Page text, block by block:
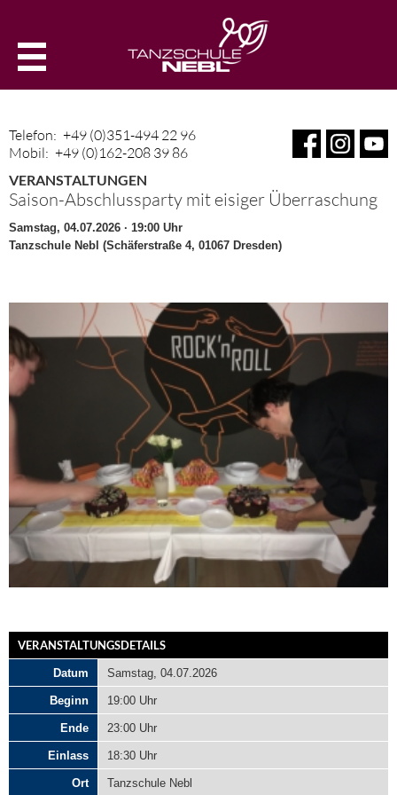
Telefon: +49 (0)351-494 22 96
Mobil: +49 (0)162-208 39 86
VERANSTALTUNGEN
Saison-Abschlussparty mit eisiger Überraschung
Samstag, 04.07.2026 · 19:00 Uhr
Tanzschule Nebl (Schäferstraße 4, 01067 Dresden)
VERANSTALTUNGSDETAILS
Datum Samstag, 04.07.2026
Beginn 19:00 Uhr
Ende 23:00 Uhr
Einlass 18:30 Uhr
Ort Tanzschule Nebl